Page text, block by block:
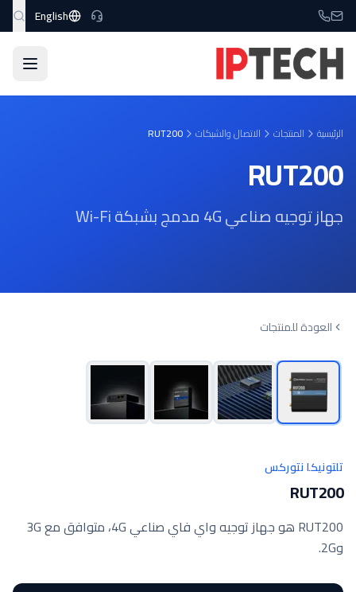
انتقل إلى المحتوى الرئيسي English
الرئيسية المنتجات الاتصال والشبكات RUT200
RUT200
جهاز توجيه صناعي 4G مدمج بشبكة Wi-Fi
العودة للمنتجات
تلتونيكا نتوركس
RUT200
RUT200 هو جهاز توجيه واي فاي صناعي 4G، متوافق مع 3G
و2G.